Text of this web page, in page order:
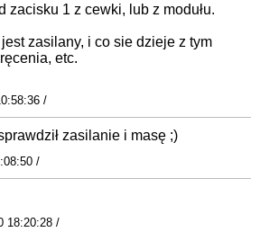
zacisku 1 z cewki, lub z modułu.
zasilany, i co sie dzieje z tym
etc.
/
zasilanie i masę ;)
/
18:20:28 /